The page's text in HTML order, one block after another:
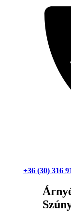
+36 (30) 316